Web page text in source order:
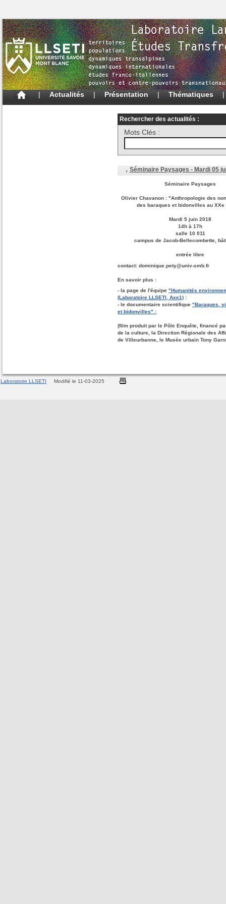
| Actualités | Présentation | Thématiques
Rechercher des actualités :
Mots Clés :
Séminaire Paysages - Mardi 05
Séminaire Paysages
Olivier Chavanon : "Anthropologie des
des baraques et bidonvilles au
Mardi 5 juin 2018
14h à 17h
salle 10 011
campus de Jacob-Bellecombette,
entrée libre
contact: dominique.pety@univ-smb.fr
En savoir plus :
- la page de l'équipe "Humanités
(Laboratoire LLSETI, Axe1) :
- le documentaire scientifique "Baraques,
et bidonvilles" :
(film produit par le Pôle Enquête, financé
de la culture, la Direction Régionale des
de Villeurbanne, le Musée urbain Tony
Laboratoire LLSETI Modifié le 11-03-2025